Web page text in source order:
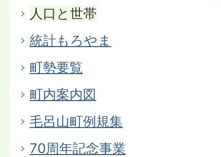
人口と世帯
統計もろやま
町勢要覧
町内案内図
毛呂山町例規集
70周年記念事業